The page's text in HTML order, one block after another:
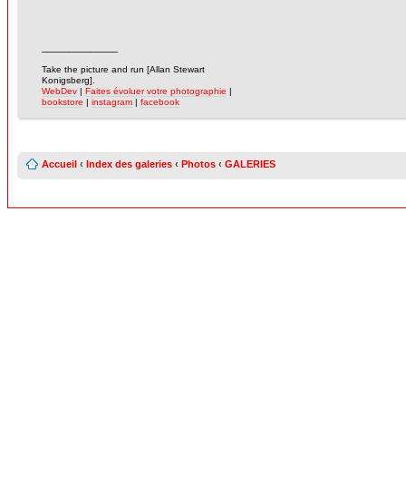
Take the picture and run [Allan Stewart
Konigsberg].
WebDev | Faites évoluer votre photographie |
bookstore | instagram | facebook
Accueil ‹ Index des galeries ‹ Photos ‹ GALERIES